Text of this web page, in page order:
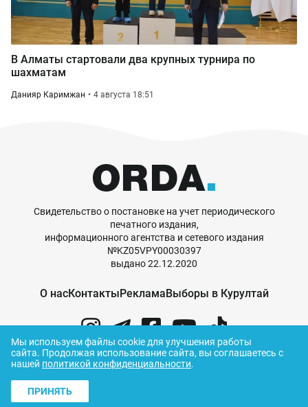
В Алматы стартовали два крупных турнира по
шахматам
Данияр Каримжан 4 августа 18:51
Свидетельство о постановке на учет периодического
печатного издания,
информационного агентства и сетевого издания
№KZ05VPY00030397
выдано 22.12.2020
О насКонтактыРекламаВыборы в Курултай
© ORDA,2026.Правила использования
материалов
Мы используем файлы cookie для улучшения работы
сайта. Продолжая использование сайта, вы соглашаетесь с
нашей политикой конфиденциальности.
ПРИНЯТЬ